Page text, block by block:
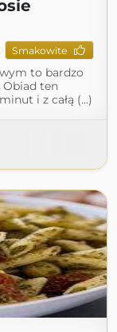
Smakowite
to bardzo
Obiad ten
i z całą (...)